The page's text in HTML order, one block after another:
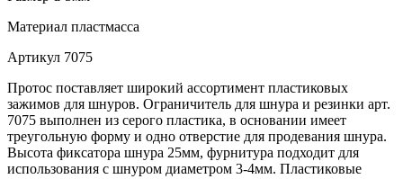
Материал пластмасса
Артикул 7075
Протос поставляет широкий ассортимент пластиковых
зажимов для шнуров. Ограничитель для шнура и резинки арт.
7075 выполнен из серого пластика, в основании имеет
треугольную форму и одно отверстие для продевания шнура.
Высота фиксатора шнура 25мм, фурнитура подходит для
использования с шнуром диаметром 3-4мм. Пластиковые